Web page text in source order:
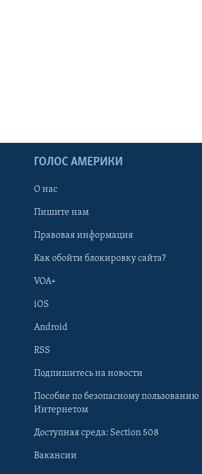
Learning English
ГОЛОС АМЕРИКИ
О нас
Пишите нам
Правовая информация
Как обойти блокировку сайта?
VOA+
iOS
Android
RSS
Подпишитесь на новости
Пособие по безопасному пользованию
Интернетом
Доступная среда: Section 508
Вакансии